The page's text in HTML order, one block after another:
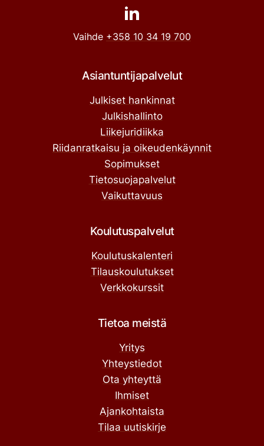
Vaihde +358 10 34 19 700
Asiantuntijapalvelut
Julkiset hankinnat
Julkishallinto
Liikejuridiikka
Riidanratkaisu ja oikeudenkäynnit
Sopimukset
Tietosuojapalvelut
Vaikuttavuus
Koulutuspalvelut
Koulutuskalenteri
Tilauskoulutukset
Verkkokurssit
Tietoa meistä
Yritys
Yhteystiedot
Ota yhteyttä
Ihmiset
Ajankohtaista
Tilaa uutiskirje